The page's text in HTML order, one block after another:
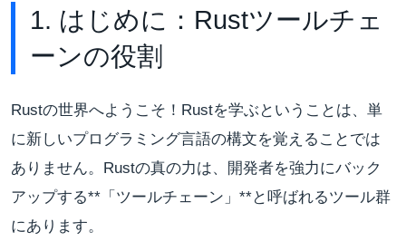
1. はじめに：Rustツールチェ
ーンの役割
Rustの世界へようこそ！Rustを学ぶということは、単
に新しいプログラミング言語の構文を覚えることでは
ありません。Rustの真の力は、開発者を強力にバック
アップする**「ツールチェーン」**と呼ばれるツール群
にあります。